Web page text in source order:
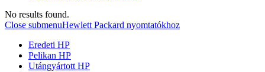
No results found.
Close submenuHewlett Packard nyomtatókhoz
Eredeti HP
Pelikan HP
Utángyártott HP